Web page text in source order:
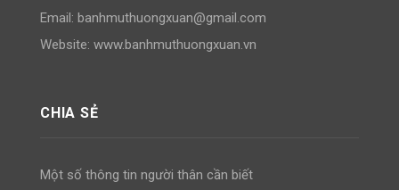
Email: banhmuthuongxuan@gmail.com
Website: www.banhmuthuongxuan.vn
CHIA SẺ
Một số thông tin người thân cần biết